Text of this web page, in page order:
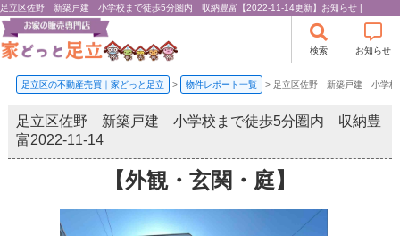
足立区佐野 新築戸建 小学校まで徒歩5分圏内 収納豊富【2022-11-14更新】お知らせ |
検索 お知らせ
足立区の不動産売買｜家どっと足立 > 物件レポート一覧 > 足立区佐野 新築戸建 小学校
足立区佐野 新築戸建 小学校まで徒歩5分圏内 収納豊
富2022-11-14
【外観・玄関・庭】